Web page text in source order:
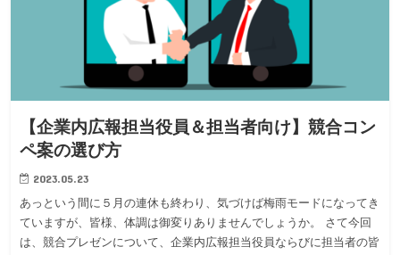
【企業内広報担当役員＆担当者向け】競合コン
ペ案の選び方
2023.05.23
あっという間に５月の連休も終わり、気づけば梅雨モードになってき
ていますが、皆様、体調は御変りありませんでしょうか。 さて今回
は、競合プレゼンについて、企業内広報担当役員ならびに担当者の皆